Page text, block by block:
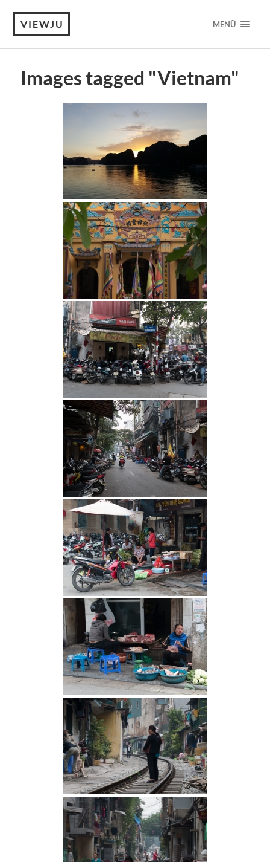
VIEWJU MENÜ
Images tagged "Vietnam"